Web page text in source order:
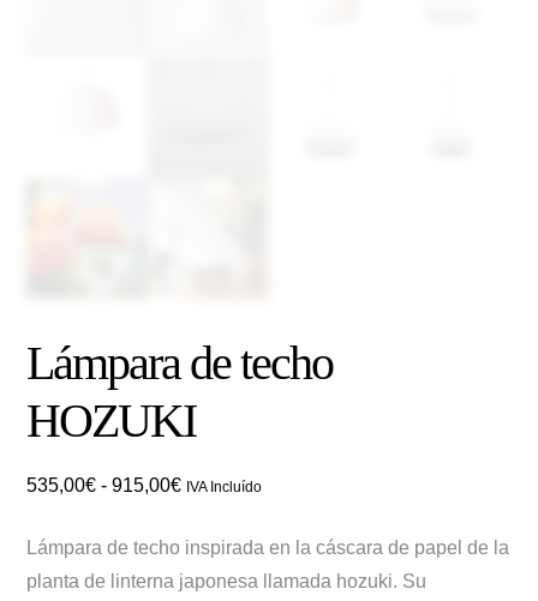
Lámpara de techo
HOZUKI
535,00€ - 915,00€Rango
precios:
desde
IVA Incluído
Lámpara de techo inspirada en la cáscara de papel de la
planta de linterna japonesa llamada hozuki. Su